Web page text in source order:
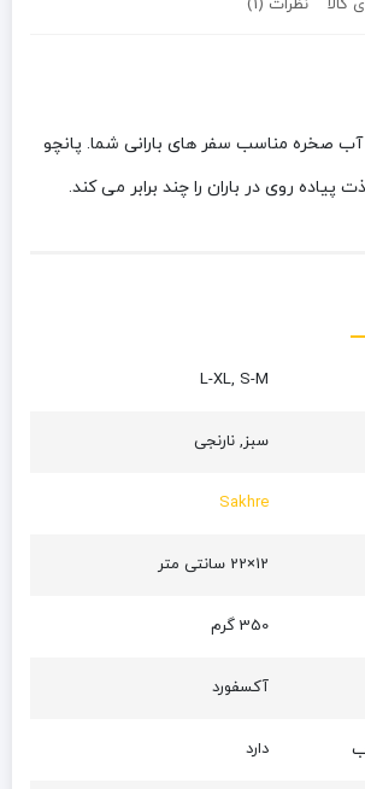
کالا نظرات (1)
صخره مناسب سفر های بارانی شما. پانچو
روی در باران را چند برابر می کند.
L-XL, S-M
سبز, نارنجی
Sakhre
12×22 سانتی متر
350 گرم
آکسفورد
دارد